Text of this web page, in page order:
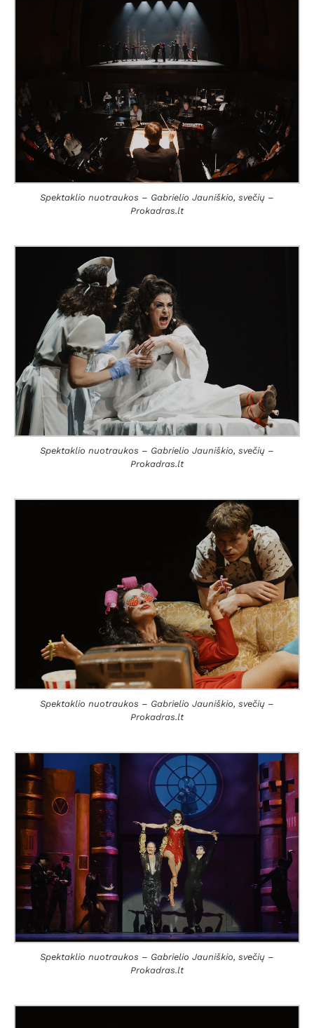
Spektaklio nuotraukos – Gabrielio Jauniškio, svečių –
Prokadras.lt
Spektaklio nuotraukos – Gabrielio Jauniškio, svečių –
Prokadras.lt
Spektaklio nuotraukos – Gabrielio Jauniškio, svečių –
Prokadras.lt
Spektaklio nuotraukos – Gabrielio Jauniškio, svečių –
Prokadras.lt